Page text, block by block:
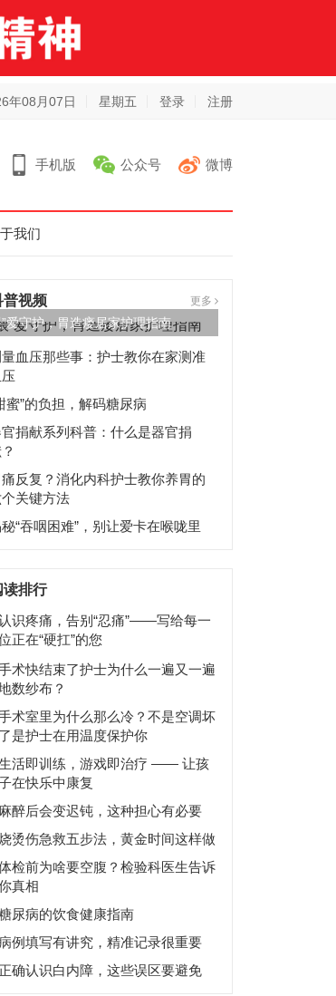
年08月07日 星期五 登录 注册
手机版 公众号 微博
我们
普视频 更多
”爱守护，胃造瘘居家护理指南
血压那些事：护士教你在家测准
压
蜜”的负担，解码糖尿病
捐献系列科普：什么是器官捐
痛反复？消化内科护士教你养胃的
关键方法
“吞咽困难”，别让爱卡在喉咙里
读排行
识疼痛，告别“忍痛”——写给每一
正在“硬扛”的您
术快结束了护士为什么一遍又一遍
数纱布？
术室里为什么那么冷？不是空调坏
了是护士在用温度保护你
活即训练，游戏即治疗 —— 让孩
在快乐中康复
麻醉后会变迟钝，这种担心有必要
烫伤急救五步法，黄金时间这样做
检前为啥要空腹？检验科医生告诉
真相
尿病的饮食健康指南
例填写有讲究，精准记录很重要
正确认识白内障，这些误区要避免